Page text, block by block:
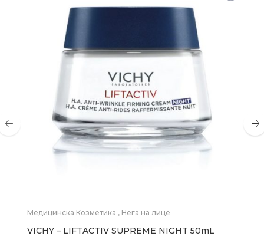
Медицинска Козметика , Нега на лице
VICHY – LIFTACTIV SUPREME NIGHT 50mL